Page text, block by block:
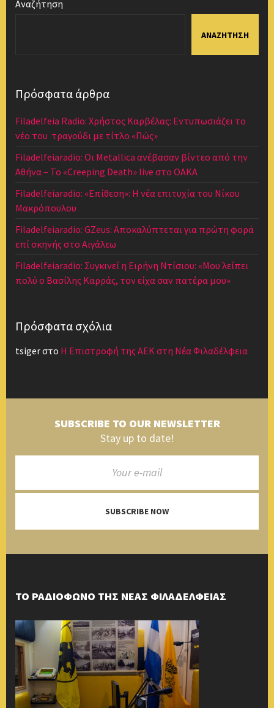
Αναζήτηση
ΑΝΑΖΉΤΗΣΗ
Πρόσφατα άρθρα
Filadelfeia Radio: Χρήστος Καρβέλας: Εντυπωσιάζει το
νέο του τραγούδι με τίτλο «Πώς»
Filadelfeiaradio: Οι Metallica ανέβασαν βίντεο από την
Αθήνα – Το «Creeping Death» live στο ΟΑΚΑ
Filadelfeiaradio: «Επίθεση»: Η νέα επιτυχία του Νίκου
Μακρόπουλου
Filadelfeiaradio: GZeus: Αποκαλύπτεται για πρώτη φορά
επί σκηνής στο Αιγάλεω
Filadelfeiaradio: Συγκινεί η Ειρήνη Ντίσιου: «Μου λείπει
πολύ ο Βασίλης Καρράς, τον είχα σαν πατέρα μου»
Πρόσφατα σχόλια
tsigerστο Η Επιστροφή της ΑΕΚ στη Νέα Φιλαδέλφεια
SUBSCRIBE TO OUR NEWSLETTER
Stay up to date!
SUBSCRIBE NOW
ΤΟ ΡΑΔΙΟΦΩΝΟ ΤΗΣ ΝΕΑΣ ΦΙΛΑΔΕΛΦΕΙΑΣ